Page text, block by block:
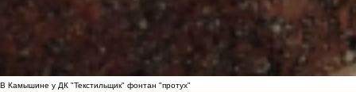
В Камышине у ДК "Текстильщик" фонтан "протух"